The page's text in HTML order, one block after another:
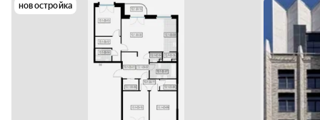
новостройка